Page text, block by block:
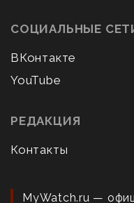
СОЦИАЛЬНЫЕ
ВКонтакте
YouTube
РЕДАКЦИЯ
Контакты
MyWatch.ru —